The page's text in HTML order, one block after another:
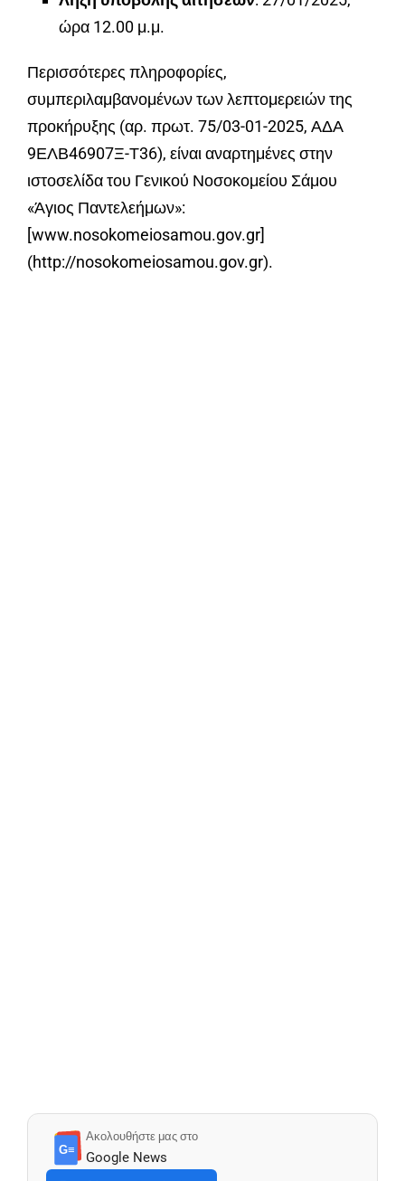
ώρα 12.00 μ.μ.
Περισσότερες πληροφορίες,
συμπεριλαμβανομένων των λεπτομερειών της
προκήρυξης (αρ. πρωτ. 75/03-01-2025, ΑΔΑ
9ΕΛΒ46907Ξ-Τ36), είναι αναρτημένες στην
ιστοσελίδα του Γενικού Νοσοκομείου Σάμου
«Άγιος Παντελεήμων»:
[www.nosokomeiosamou.gov.gr]
(http://nosokomeiosamou.gov.gr).
G≡
Ακολουθήστε μας στο
Google News